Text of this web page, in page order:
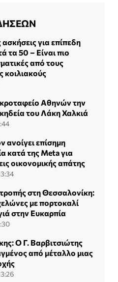
για επίπεδη
τα 50 – Είναι πιο
από τους
κοιλιακούς
Αθηνών την
του Λάκη Χαλκιά
ανοίγει επίσημη
κατά της Meta για
οικονομικής απάτης
στη Θεσσαλονίκη:
με πορτοκαλί
στην Ευκαρπία
Ο Γ. Βαρβιτσιώτης
από μέταλλο μιας